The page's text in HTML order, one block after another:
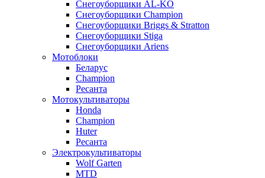
Снегоуборщики AL-KO
Снегоуборщики Champion
Снегоуборщики Briggs & Stratton
Снегоуборщики Stiga
Снегоуборщики Ariens
Мотоблоки
Беларус
Champion
Ресанта
Мотокультиваторы
Honda
Champion
Huter
Ресанта
Электрокультиваторы
Wolf Garten
MTD